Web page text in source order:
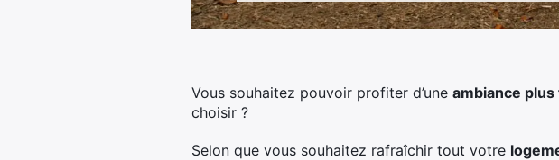
Vous souhaitez pouvoir profiter d’une ambiance plus
choisir ?
Selon que vous souhaitez rafraîchir tout votre